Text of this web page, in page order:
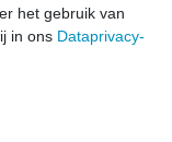
het gebruik van
in ons Data­privacy­